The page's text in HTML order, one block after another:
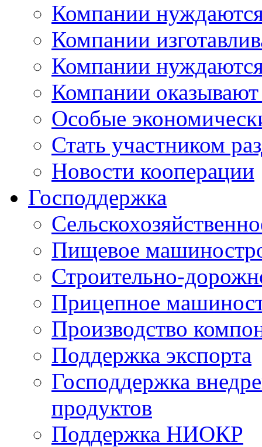
Компании
Компании
Компании
Компании оказывают
Особые
Стать участником
Новости кооперации
Господдержка
Пищевое
Строительно-
Прицепное
Производство
Поддержка экспорта
Господдержка
продуктов
Поддержка НИОКР